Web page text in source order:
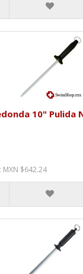
10" Pulida
$642.24